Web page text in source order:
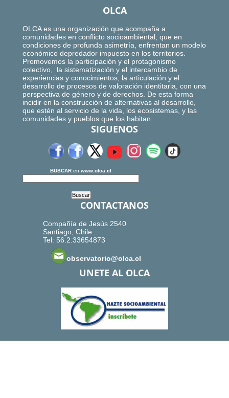
OLCA
OLCA es una organización que acompaña a
comunidades en conflicto socioambiental, que en
condiciones de profunda asimetría, enfrentan un modelo
económico depredador impuesto en los territorios.
Promovemos la participación y el protagonismo
colectivo, la sistematización y el intercambio de
experiencias y conocimientos, la articulación y el
desarrollo de procesos de valoración identitaria, con una
perspectiva de género y de derechos. De esta forma
incidir en la construcción de alternativas al desarrollo,
que estén al servicio de la vida, los ecosistemas, y las
comunidades y pueblos que los habitan.
SIGUENOS
BUSCAR en www.olca.cl
CONTACTANOS
Compañía de Jesús 2540
Santiago, Chile.
Tel: 56.2.33654873
observatorio@olca.cl
UNETE AL OLCA